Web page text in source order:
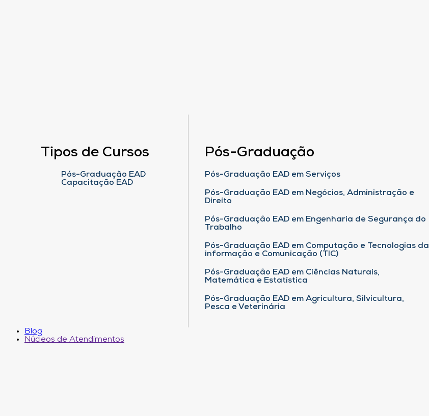
Tipos de Cursos
Pós-Graduação EAD
Capacitação EAD
Pós-Graduação
Pós-Graduação EAD em Serviços
Pós-Graduação EAD em Negócios, Administração e
Direito
Pós-Graduação EAD em Engenharia de Segurança do
Trabalho
Pós-Graduação EAD em Computação e Tecnologias da
informação e Comunicação (TIC)
Pós-Graduação EAD em Ciências Naturais,
Matemática e Estatística
Pós-Graduação EAD em Agricultura, Silvicultura,
Pesca e Veterinária
Blog
Núcleos de Atendimentos